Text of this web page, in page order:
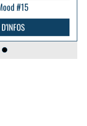
#15